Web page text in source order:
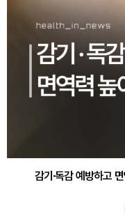
바쁜 아침, 공복